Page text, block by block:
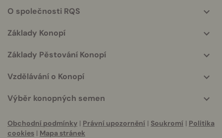
info
O společnosti RQS
Základy Konopí
Základy Pěstování Konopí
Vzdělávání o Konopí
Výběr konopných semen
Obchodní podmínky | Právní upozornění | Soukromí | Politika
cookies | Mapa stránek